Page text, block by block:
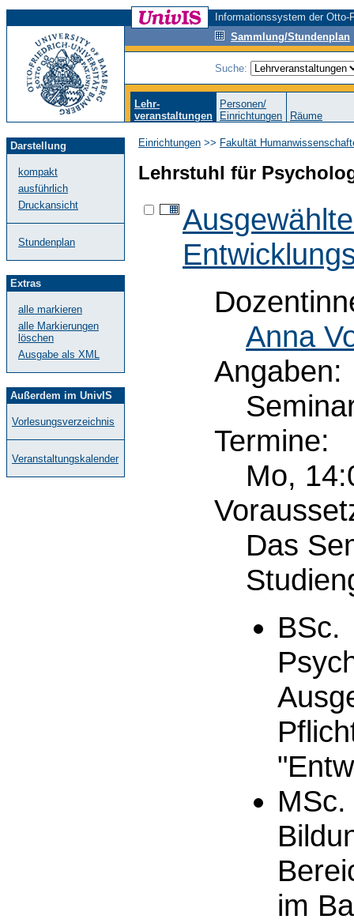
Informationssystem der
Sammlung/Stundenplan
Suche:
Lehr-
veranstaltungen
Personen/
Einrichtungen
Räume
Darstellung
kompakt
ausführlich
Druckansicht
Stundenplan
Extras
alle markieren
alle Markierungen
löschen
Ausgabe als XML
Außerdem im UnivIS
Vorlesungsverzeichnis
Veranstaltungskalender
Einrichtungen >> Fakultät
Lehrstuhl für
Anna
Angaben:
Termine:
Mo,
Das
BSc.
im